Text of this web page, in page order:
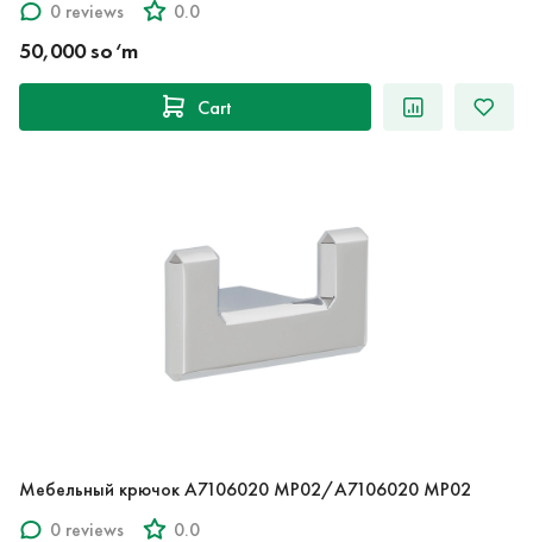
0 reviews
0.0
50,000 so‘m
Cart
Мебельный крючок A7106020 MP02/A7106020 MP02
0 reviews
0.0